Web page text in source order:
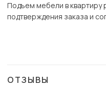
Подъем мебели в квартиру
подтверждения заказа и
ОТЗЫВЫ